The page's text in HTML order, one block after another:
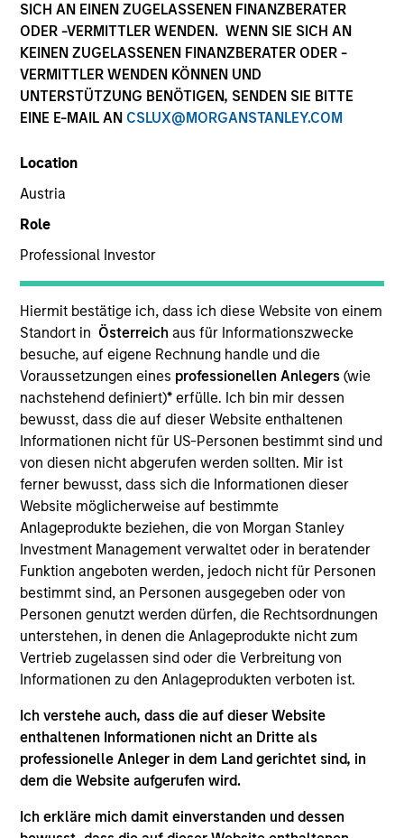
SICH AN EINEN ZUGELASSENEN FINANZBERATER
ODER -VERMITTLER WENDEN. WENN SIE SICH AN
KEINEN ZUGELASSENEN FINANZBERATER ODER -
VERMITTLER WENDEN KÖNNEN UND
UNTERSTÜTZUNG BENÖTIGEN, SENDEN SIE BITTE
EINE E-MAIL AN CSLUX@MORGANSTANLEY.COM
Location
Austria
Role
Professional Investor
Hiermit bestätige ich, dass ich diese Website von einem
Standort in Österreich aus für Informationszwecke
besuche, auf eigene Rechnung handle und die
Voraussetzungen eines professionellen Anlegers(wie
nachstehend definiert)* erfülle. Ich bin mir dessen
bewusst, dass die auf dieser Website enthaltenen
Informationen nicht für US-Personen bestimmt sind und
von diesen nicht abgerufen werden sollten. Mir ist
ferner bewusst, dass sich die Informationen dieser
Website möglicherweise auf bestimmte
Anlageprodukte beziehen, die von Morgan Stanley
Investment Management verwaltet oder in beratender
Funktion angeboten werden, jedoch nicht für Personen
bestimmt sind, an Personen ausgegeben oder von
Personen genutzt werden dürfen, die Rechtsordnungen
unterstehen, in denen die Anlageprodukte nicht zum
Vertrieb zugelassen sind oder die Verbreitung von
Informationen zu den Anlageprodukten verboten ist.
Ich verstehe auch, dass die auf dieser Website
enthaltenen Informationen nicht an Dritte als
professionelle Anleger in dem Land gerichtet sind, in
dem die Website aufgerufen wird.
Ich erkläre mich damit einverstanden und dessen
Morgan Stanley Expansion Capital is a private
investment platform targeting late-stage growth equity
and credit investments in technology, health care,
consumer, digital media and other high-growth
Overview
The Expansion Platform specializes in making equity
and credit investments via a single platform in
technology and other high-growth sectors, such as
healthcare, digital media, e-commerce, consumer and
business services. Our team predominantly invests in
North America and Western Europe. Our focus is on
late-stage private companies, largely with established
products and services addressing established markets
seeking capital to scale revenue and expand business
operations. Our capital is intended to serve as a
company’s last required round of financing before they
become profitable or exit.
In addition to capital, the team relies on its industry
experience to drive strategic growth, improve board
governance, optimize capital structures, enhance
operational efficiency, recruit senior executives and
advise on strategic and financial liquidity. We seek to
leverage the Morgan Stanley global brand, insights,
resources and relationships in all our investment